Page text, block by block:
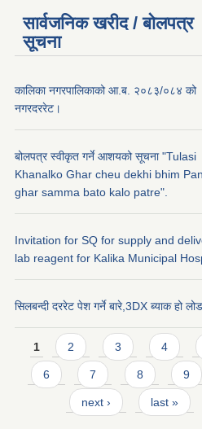
सार्वजनिक खरीद / बाेलपत्र
सूचना
कालिका नगरपालिकाको आ.ब. २०८३/०८४ को
नगरदररेट।
बोलपत्र स्वीकृत गर्ने आशयको सूचना "Tulasi
Khanalko Ghar cheu dekhi bhim
ghar samma bato kalo patre".
Invitation for SQ for supply and
lab reagent for Kalika Municipal
सिलबन्दी दररेट पेश गर्ने बारे,3DX ब्याक हो
Pages
1 2 3 4
6 7 8 9
next › last »